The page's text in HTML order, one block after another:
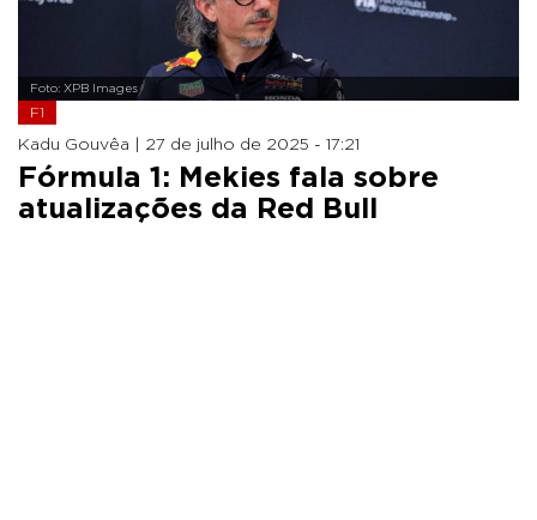
Foto: XPB Images
F1
Kadu Gouvêa | 27 de julho de 2025 - 17:21
Fórmula 1: Mekies fala sobre
atualizações da Red Bull